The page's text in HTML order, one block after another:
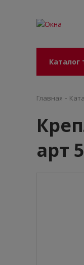
Каталог
Главная -
арт